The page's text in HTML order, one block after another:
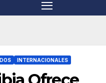
INTERNACIONALES